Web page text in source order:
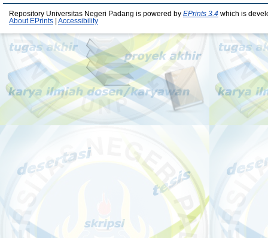
Repository Universitas Negeri Padang is powered by EPrints 3.4 which is
About EPrints
Accessibility